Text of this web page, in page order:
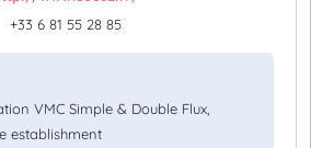
+33 6 81 55 28 85
VMC Simple & Double Flux,
establishment